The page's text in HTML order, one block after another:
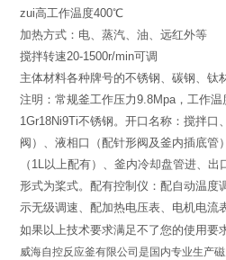
zui高工作温度400℃
加热方式：电、蒸汽、油、远红外等
搅拌转速20-1500r/min可调
主体材料各种牌号的不锈钢、碳钢、钛
注明：常规釜工作压力9.8Mpa，工作
1Gr18Ni9Ti不锈钢。开口名称：搅拌口
阀）、液相口（配针形阀及釜内插底管
（1L以上配有）、釜内冷却盘管进、
形式为桨式。配有控制仪：配自动温度
示无级调速、配加热电压表、电机电流
如果以上技术要求满足不了您的使用要
威海自控反应釜有限公司是国内专业生产